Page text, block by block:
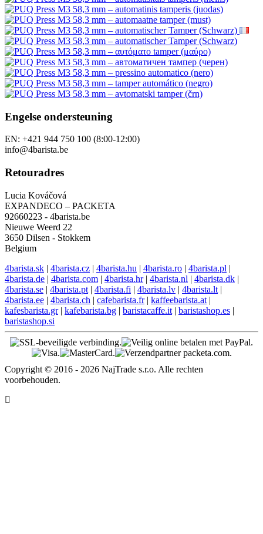
Engelse ondersteuning
EN: +421 944 750 100 (8:00-12:00)
info@4barista.be
Retouradres
Lucia Kováčová
EXPANDECO – PACKETA
92660223 - 4barista.be
Nieuwe Weerd 22
3650 Dilsen - Stokkem
Belgium
4barista.sk | 4barista.cz | 4barista.hu | 4barista.ro | 4barista.pl |
4barista.de | 4barista.com | 4barista.hr| 4barista.nl | 4barista.dk |
4barista.se | 4barista.pt | 4barista.fi | 4barista.lv | 4barista.lt |
4barista.ee | 4barista.ch | cafebarista.fr| kaffeebarista.at |
kafesbarista.gr| kafebarista.bg | baristacaffe.it | baristashop.es |
baristashop.si
Copyright © 2016 - 2026 NajTrade s.r.o. Alle rechten
voorbehouden.